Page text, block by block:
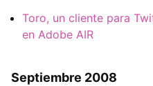
Toro, un cliente para
en Adobe AIR
Septiembre 2008